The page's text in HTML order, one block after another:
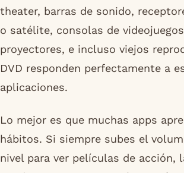
theater, barras de sonido,
o satélite, consolas de
proyectores, e incluso viejos
DVD responden perfectamente a
aplicaciones.
Lo mejor es que muchas apps
hábitos. Si siempre subes el
nivel para ver películas de acción,